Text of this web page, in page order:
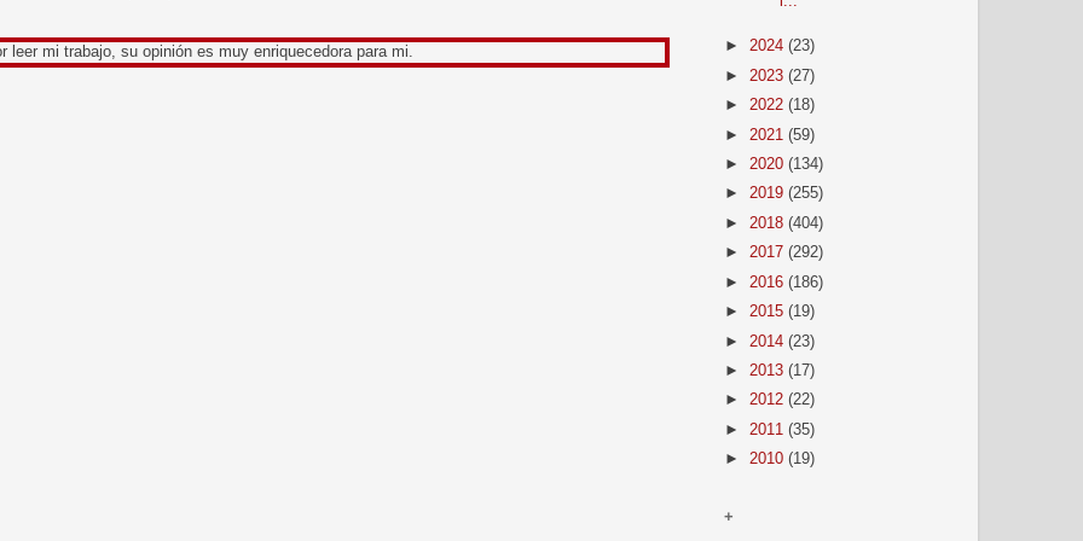
su opinión es muy enriquecedora para mi. ► 2024 (23)
► 2023 (27)
► 2022 (18)
► 2021 (59)
► 2020 (134)
► 2019 (255)
► 2018 (404)
► 2017 (292)
► 2016 (186)
► 2015 (19)
► 2014 (23)
► 2013 (17)
► 2012 (22)
► 2011 (35)
► 2010 (19)
+